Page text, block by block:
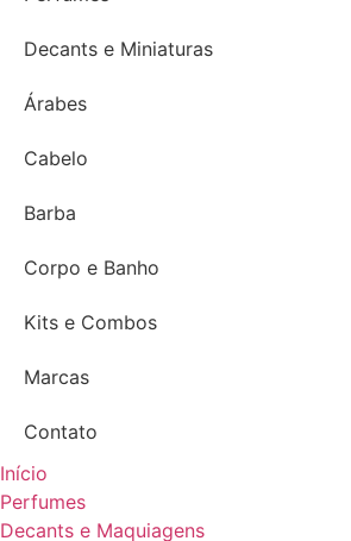
Decants e Miniaturas
Árabes
Cabelo
Barba
Corpo e Banho
Kits e Combos
Marcas
Contato
Início
Perfumes
Decants e Maquiagens